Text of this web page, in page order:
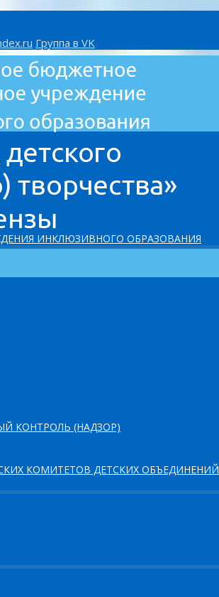
Группа в VK
ИНКЛЮЗИВНОГО ОБРАЗОВАНИЯ
КОНТРОЛЬ (НАДЗОР)
КОМИТЕТОВ ДЕТСКИХ ОБЪЕДИНЕНИЙ